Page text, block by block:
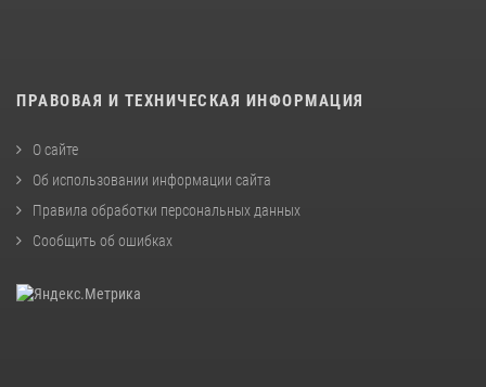
ПРАВОВАЯ И ТЕХНИЧЕСКАЯ ИНФОРМАЦИЯ
О сайте
Об использовании информации сайта
Правила обработки персональных данных
Сообщить об ошибках